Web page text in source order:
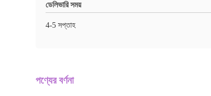
ডেলিভারি সময়
4-5 সপ্তাহ
পণ্যের বর্ণনা